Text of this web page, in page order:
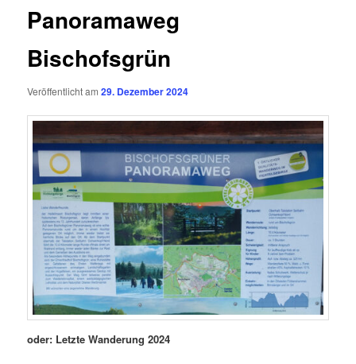
Panoramaweg
Bischofsgrün
Veröffentlicht am29. Dezember 2024
oder: Letzte Wanderung 2024